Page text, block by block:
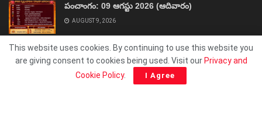
పంచాంగం: 09 ఆగస్టు 2026 (ఆదివారం)
AUGUST 9, 2026
This website uses cookies. By continuing to use this website you
are giving consent to cookies being used. Visit our Privacy and
Cookie Policy. I Agree